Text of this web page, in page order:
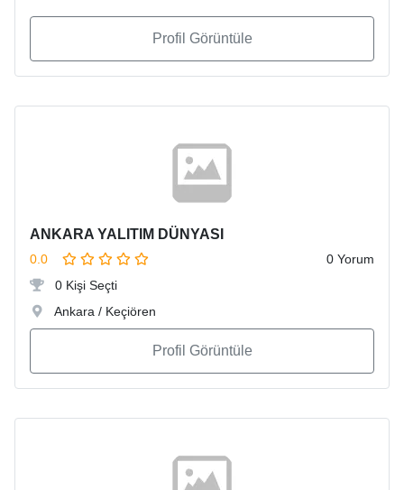
Profil Görüntüle
ANKARA YALITIM DÜNYASI
0.0
0 Yorum
0 Kişi Seçti
Ankara / Keçiören
Profil Görüntüle